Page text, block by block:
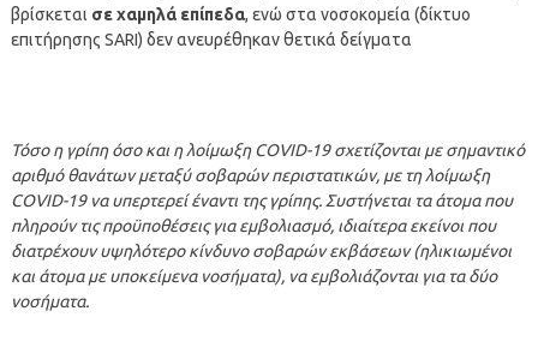
βρίσκεται σε χαμηλά επίπεδα, ενώ στα νοσοκομεία (δίκτυο
επιτήρησης SARI) δεν ανευρέθηκαν θετικά δείγματα
Τόσο η γρίπη όσο και η λοίμωξη COVID-19 σχετίζονται με σημαντικό
αριθμό θανάτων μεταξύ σοβαρών περιστατικών, με τη λοίμωξη
COVID-19 να υπερτερεί έναντι της γρίπης. Συστήνεται τα άτομα που
πληρούν τις προϋποθέσεις για εμβολιασμό, ιδιαίτερα εκείνοι που
διατρέχουν υψηλότερο κίνδυνο σοβαρών εκβάσεων (ηλικιωμένοι
και άτομα με υποκείμενα νοσήματα), να εμβολιάζονται για τα δύο
νοσήματα.